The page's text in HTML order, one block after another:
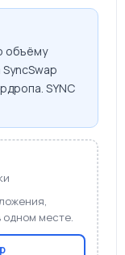
объёму
SyncSwap
SYNC
одном месте.